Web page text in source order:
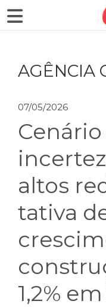
AGÊNCIA
07/05/2026
altos
tativa
1,2%